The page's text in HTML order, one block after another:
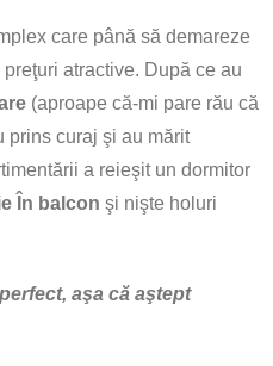
care până să demareze
preţuri atractive. După ce au
(aproape că-mi pare rău că
prins curaj şi au mărit
a reieşit un dormitor
În balcon şi nişte holuri
aşa că aştept